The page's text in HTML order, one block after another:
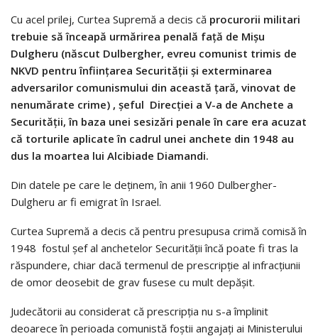
Cu acel prilej, Curtea Supremă a decis că procurorii militari
trebuie să înceapă urmărirea penală faţă de Mişu
Dulgheru (născut Dulbergher, evreu comunist trimis de
NKVD pentru înfiinţarea Securităţii şi exterminarea
adversarilor comunismului din această ţară, vinovat de
nenumărate crime) , şeful Direcţiei a V-a de Anchete a
Securităţii, în baza unei sesizări penale în care era acuzat
că torturile aplicate în cadrul unei anchete din 1948 au
dus la moartea lui Alcibiade Diamandi.
Din datele pe care le deţinem, în anii 1960 Dulbergher-
Dulgheru ar fi emigrat în Israel.
Curtea Supremă a decis că pentru presupusa crimă comisă în
1948 fostul şef al anchetelor Securităţii încă poate fi tras la
răspundere, chiar dacă termenul de prescripţie al infracţiunii
de omor deosebit de grav fusese cu mult depăşit.
Judecătorii au considerat că prescripţia nu s-a împlinit
deoarece în perioada comunistă foştii angajaţi ai Ministerului